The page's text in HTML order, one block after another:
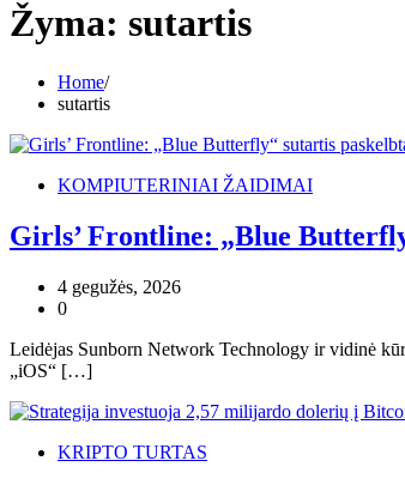
Žyma: sutartis
Home
sutartis
KOMPIUTERINIAI ŽAIDIMAI
Girls’ Frontline: „Blue
4 gegužės, 2026
0
Leidėjas Sunborn Network Technology ir vidinė
„iOS“ […]
KRIPTO TURTAS